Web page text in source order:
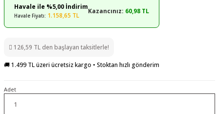
Havale ile %5,00 İndirim
Havale Fiyatı: 1.158,65 TL
Kazancınız: 60,98 TL
126,59 TL den başlayan taksitlerle!
🚚 1.499 TL üzeri ücretsiz kargo • Stoktan hızlı gönderim
Adet